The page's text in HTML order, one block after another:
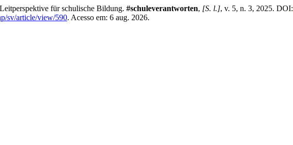
für schulische Bildung. #schuleverantworten, [S. l.], v. 5, n. 3, 2025. DOI:
sv/article/view/590. Acesso em: 6 aug. 2026.